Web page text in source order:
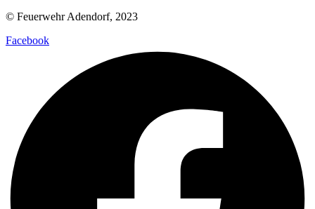
© Feuerwehr Adendorf, 2023
Facebook